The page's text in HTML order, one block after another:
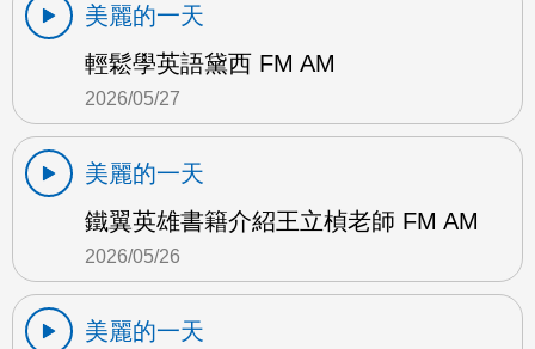
美麗的一天
輕鬆學英語黛西 FM AM
2026/05/27
美麗的一天
鐵翼英雄書籍介紹王立楨老師 FM AM
2026/05/26
美麗的一天